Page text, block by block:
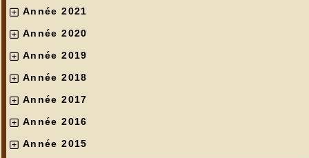
Année 2021
Année 2020
Année 2019
Année 2018
Année 2017
Année 2016
Année 2015